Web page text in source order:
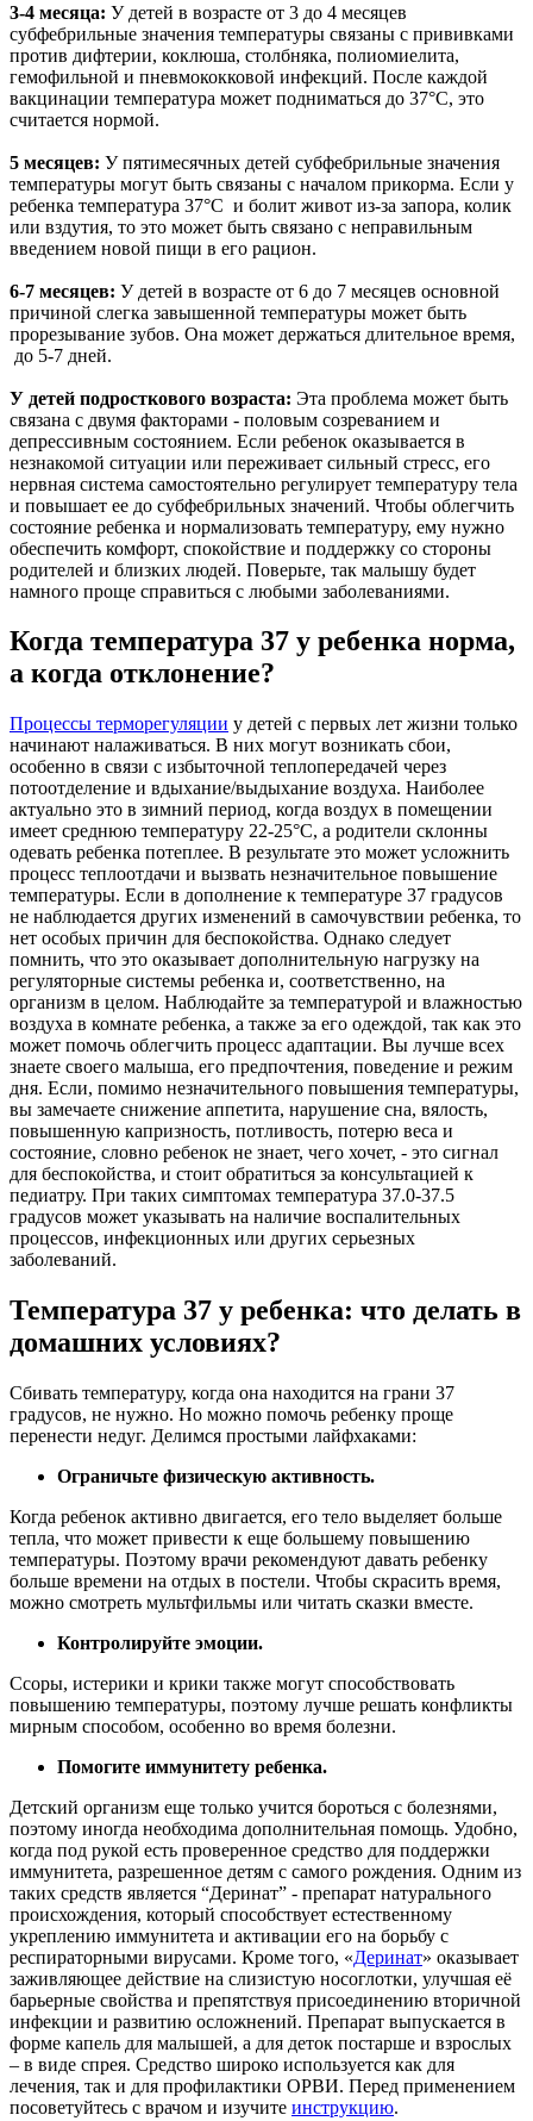
3-4 месяца: У детей в возрасте от 3 до 4 месяцев
субфебрильные значения температуры связаны с прививками
против дифтерии, коклюша, столбняка, полиомиелита,
гемофильной и пневмококковой инфекций. После каждой
вакцинации температура может подниматься до 37°C, это
считается нормой.
5 месяцев: У пятимесячных детей субфебрильные значения
температуры могут быть связаны с началом прикорма. Если у
ребенка температура 37°C и болит живот из-за запора, колик
или вздутия, то это может быть связано с неправильным
введением новой пищи в его рацион.
6-7 месяцев: У детей в возрасте от 6 до 7 месяцев основной
причиной слегка завышенной температуры может быть
прорезывание зубов. Она может держаться длительное время,
до 5-7 дней.
У детей подросткового возраста: Эта проблема может быть
связана с двумя факторами - половым созреванием и
депрессивным состоянием. Если ребенок оказывается в
незнакомой ситуации или переживает сильный стресс, его
нервная система самостоятельно регулирует температуру тела
и повышает ее до субфебрильных значений. Чтобы облегчить
состояние ребенка и нормализовать температуру, ему нужно
обеспечить комфорт, спокойствие и поддержку со стороны
родителей и близких людей. Поверьте, так малышу будет
намного проще справиться с любыми заболеваниями.
Когда температура 37 у ребенка норма,
а когда отклонение?
Процессы терморегуляции у детей с первых лет жизни только
начинают налаживаться. В них могут возникать сбои,
особенно в связи с избыточной теплопередачей через
потоотделение и вдыхание/выдыхание воздуха. Наиболее
актуально это в зимний период, когда воздух в помещении
имеет среднюю температуру 22-25°C, а родители склонны
одевать ребенка потеплее. В результате это может усложнить
процесс теплоотдачи и вызвать незначительное повышение
температуры. Если в дополнение к температуре 37 градусов
не наблюдается других изменений в самочувствии ребенка, то
нет особых причин для беспокойства. Однако следует
помнить, что это оказывает дополнительную нагрузку на
регуляторные системы ребенка и, соответственно, на
организм в целом. Наблюдайте за температурой и влажностью
воздуха в комнате ребенка, а также за его одеждой, так как это
может помочь облегчить процесс адаптации. Вы лучше всех
знаете своего малыша, его предпочтения, поведение и режим
дня. Если, помимо незначительного повышения температуры,
вы замечаете снижение аппетита, нарушение сна, вялость,
повышенную капризность, потливость, потерю веса и
состояние, словно ребенок не знает, чего хочет, - это сигнал
для беспокойства, и стоит обратиться за консультацией к
педиатру. При таких симптомах температура 37.0-37.5
градусов может указывать на наличие воспалительных
процессов, инфекционных или других серьезных
заболеваний.
Температура 37 у ребенка: что делать в
домашних условиях?
Сбивать температуру, когда она находится на грани 37
градусов, не нужно. Но можно помочь ребенку проще
перенести недуг. Делимся простыми лайфхаками:
Ограничьте физическую активность.
Когда ребенок активно двигается, его тело выделяет больше
тепла, что может привести к еще большему повышению
температуры. Поэтому врачи рекомендуют давать ребенку
больше времени на отдых в постели. Чтобы скрасить время,
можно смотреть мультфильмы или читать сказки вместе.
Контролируйте эмоции.
Ссоры, истерики и крики также могут способствовать
повышению температуры, поэтому лучше решать конфликты
мирным способом, особенно во время болезни.
Помогите иммунитету ребенка.
Детский организм еще только учится бороться с болезнями,
поэтому иногда необходима дополнительная помощь. Удобно,
когда под рукой есть проверенное средство для поддержки
иммунитета, разрешенное детям с самого рождения. Одним из
таких средств является “Деринат” - препарат натурального
происхождения, который способствует естественному
укреплению иммунитета и активации его на борьбу с
респираторными вирусами. Кроме того, «Деринат» оказывает
заживляющее действие на слизистую носоглотки, улучшая её
барьерные свойства и препятствуя присоединению вторичной
инфекции и развитию осложнений. Препарат выпускается в
форме капель для малышей, а для деток постарше и взрослых
– в виде спрея. Средство широко используется как для
лечения, так и для профилактики ОРВИ. Перед применением
посоветуйтесь с врачом и изучите инструкцию.